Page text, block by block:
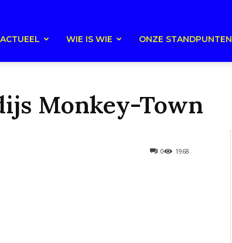
ACTUEEL WIE IS WIE ONZE STANDPUNTEN
Monkey-Town
1968
0